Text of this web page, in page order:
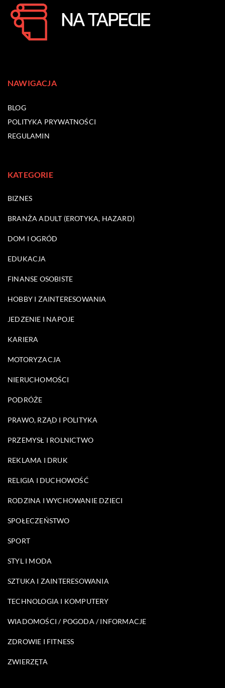
NAWIGACJA
BLOG
POLITYKA PRYWATNOŚCI
REGULAMIN
KATEGORIE
BIZNES
BRANŻA ADULT (EROTYKA, HAZARD)
DOM I OGRÓD
EDUKACJA
FINANSE OSOBISTE
HOBBY I ZAINTERESOWANIA
JEDZENIE I NAPOJE
KARIERA
MOTORYZACJA
NIERUCHOMOŚCI
PODRÓŻE
PRAWO, RZĄD I POLITYKA
PRZEMYSŁ I ROLNICTWO
REKLAMA I DRUK
RELIGIA I DUCHOWOŚĆ
RODZINA I WYCHOWANIE DZIECI
SPOŁECZEŃSTWO
SPORT
STYL I MODA
SZTUKA I ZAINTERESOWANIA
TECHNOLOGIA I KOMPUTERY
WIADOMOŚCI / POGODA / INFORMACJE
ZDROWIE I FITNESS
ZWIERZĘTA